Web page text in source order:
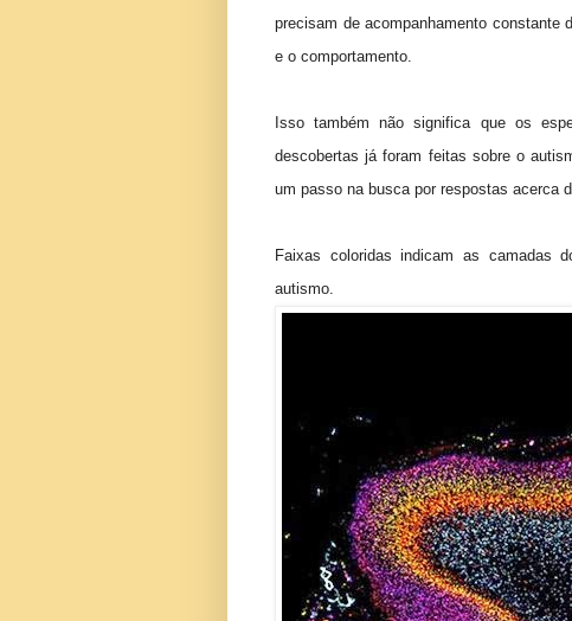
precisam de acompanhamento
e o comportamento.
Isso também não significa que os
descobertas já foram feitas sobre o
um passo na busca por respostas acerca
Faixas coloridas indicam as camadas
autismo.